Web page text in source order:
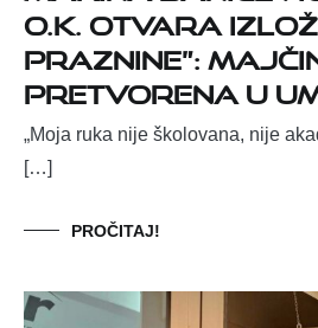
O.K. otvara
praznine”:
pretvorena u
„Moja ruka nije školovana, nije
[…]
PROČITAJ!